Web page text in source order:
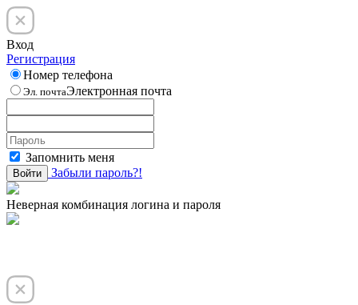
Вход
Регистрация
Номер телефона
Эл. почтаЭлектронная почта
Запомнить меня
Войти Забыли пароль?!
Неверная комбинация логина и пароля